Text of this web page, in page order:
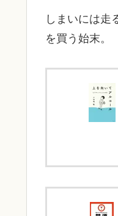
しまいには走
を買う始末。